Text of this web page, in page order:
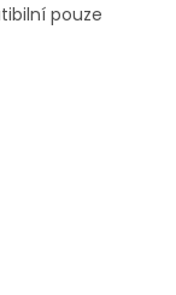
pouze